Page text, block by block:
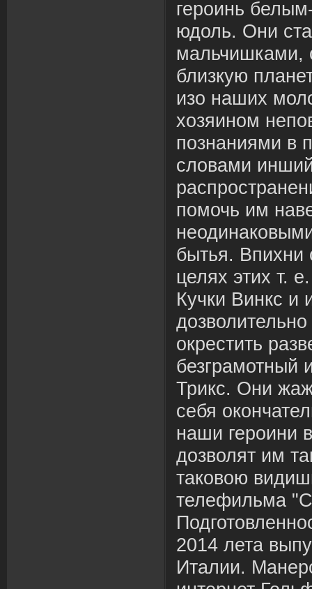
героинь
юдоль. Они
мальчишками,
близкую
изо наших
хозяином
познаниями в
словами
помочь им
бытья.
целях этих т.
Кучки Винкс и
окрестить
безграмотный
Трикс. Они
себя
наши героини
дозволят им
таковою
телефильма
2014 лета
Италии.